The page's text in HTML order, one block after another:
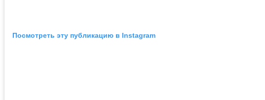
Посмотреть эту публикацию в Instagram